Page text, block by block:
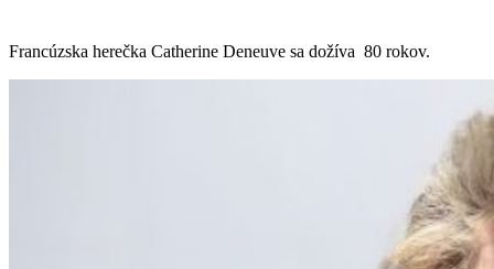
Francúzska herečka Catherine Deneuve sa dožíva 80 rokov.